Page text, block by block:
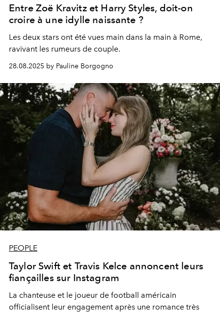
Entre Zoë Kravitz et Harry Styles, doit-on
croire à une idylle naissante ?
Les deux stars ont été vues main dans la main à Rome,
ravivant les rumeurs de couple.
28.08.2025 by Pauline Borgogno
PEOPLE
Taylor Swift et Travis Kelce annoncent leurs
fiançailles sur Instagram
La chanteuse et le joueur de football américain
officialisent leur engagement après une romance très